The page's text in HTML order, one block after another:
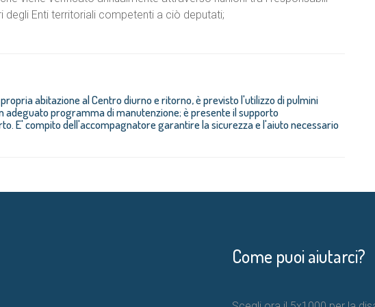
degli Enti territoriali competenti a ciò deputati;
abitazione al Centro diurno e ritorno, è previsto l'utilizzo di pulmini
adeguato programma di manutenzione; è presente il supporto
E' compito dell'accompagnatore garantire la sicurezza e l'aiuto necessario
Come puoi aiutarci?